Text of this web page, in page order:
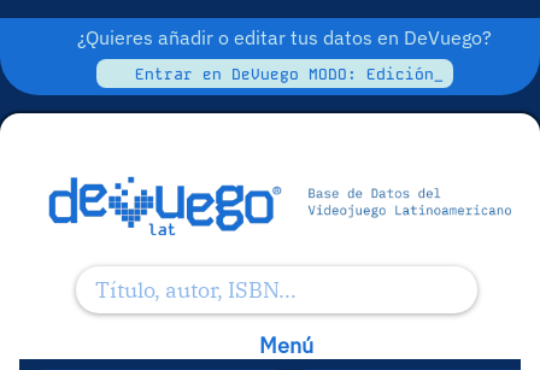
¿Quieres añadir o editar tus datos en DeVuego?
Entrar en DeVuego MODO: Edición_
Menú